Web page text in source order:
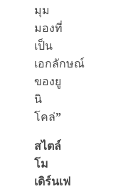
มุม
มองที่
เป็น
เอกลักษณ์
ของยู
นิ
โคล่”
สไตล์
โม
เดิร์นเฟ